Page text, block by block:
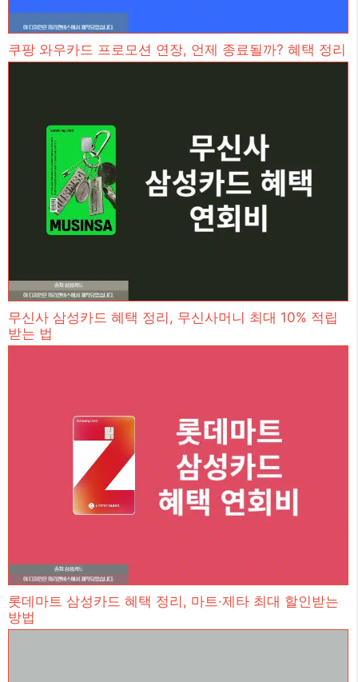
쿠팡 와우카드 프로모션 연장, 언제 종료될까? 혜택 정리
무신사 삼성카드 혜택 정리, 무신사머니 최대 10% 적립
받는 법
롯데마트 삼성카드 혜택 정리, 마트·제타 최대 할인받는
방법